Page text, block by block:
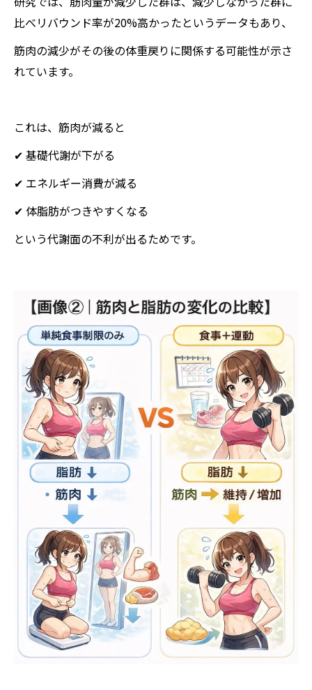
比べリバウンド率が20%高かったというデータもあり、
筋肉の減少がその後の体重戻りに関係する可能性が示さ
れています。
これは、筋肉が減ると
✔ 基礎代謝が下がる
✔ エネルギー消費が減る
✔ 体脂肪がつきやすくなる
という代謝面の不利が出るためです。